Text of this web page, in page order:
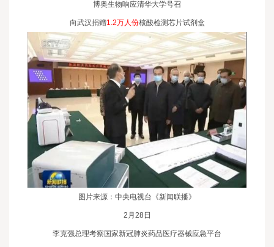
博奥生物响应清华大学号召
向武汉捐赠1.2万人份核酸检测芯片试剂盒
图片来源：中央电视台《新闻联播》
2月28日
李克强总理考察国家新冠肺炎药品医疗器械应急平台